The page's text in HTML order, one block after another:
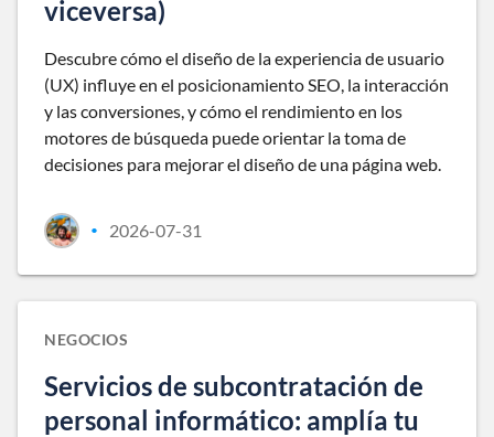
viceversa)
Descubre cómo el diseño de la experiencia de usuario
(UX) influye en el posicionamiento SEO, la interacción
y las conversiones, y cómo el rendimiento en los
motores de búsqueda puede orientar la toma de
decisiones para mejorar el diseño de una página web.
• 2026-07-31
NEGOCIOS
Servicios de subcontratación de
personal informático: amplía tu